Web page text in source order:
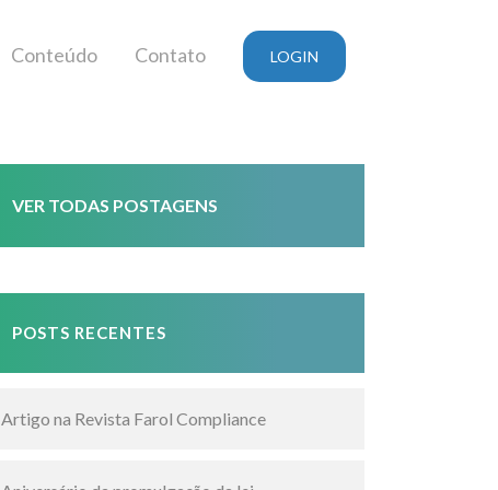
Conteúdo Contato LOGIN
VER TODAS POSTAGENS
POSTS RECENTES
Artigo na Revista Farol Compliance